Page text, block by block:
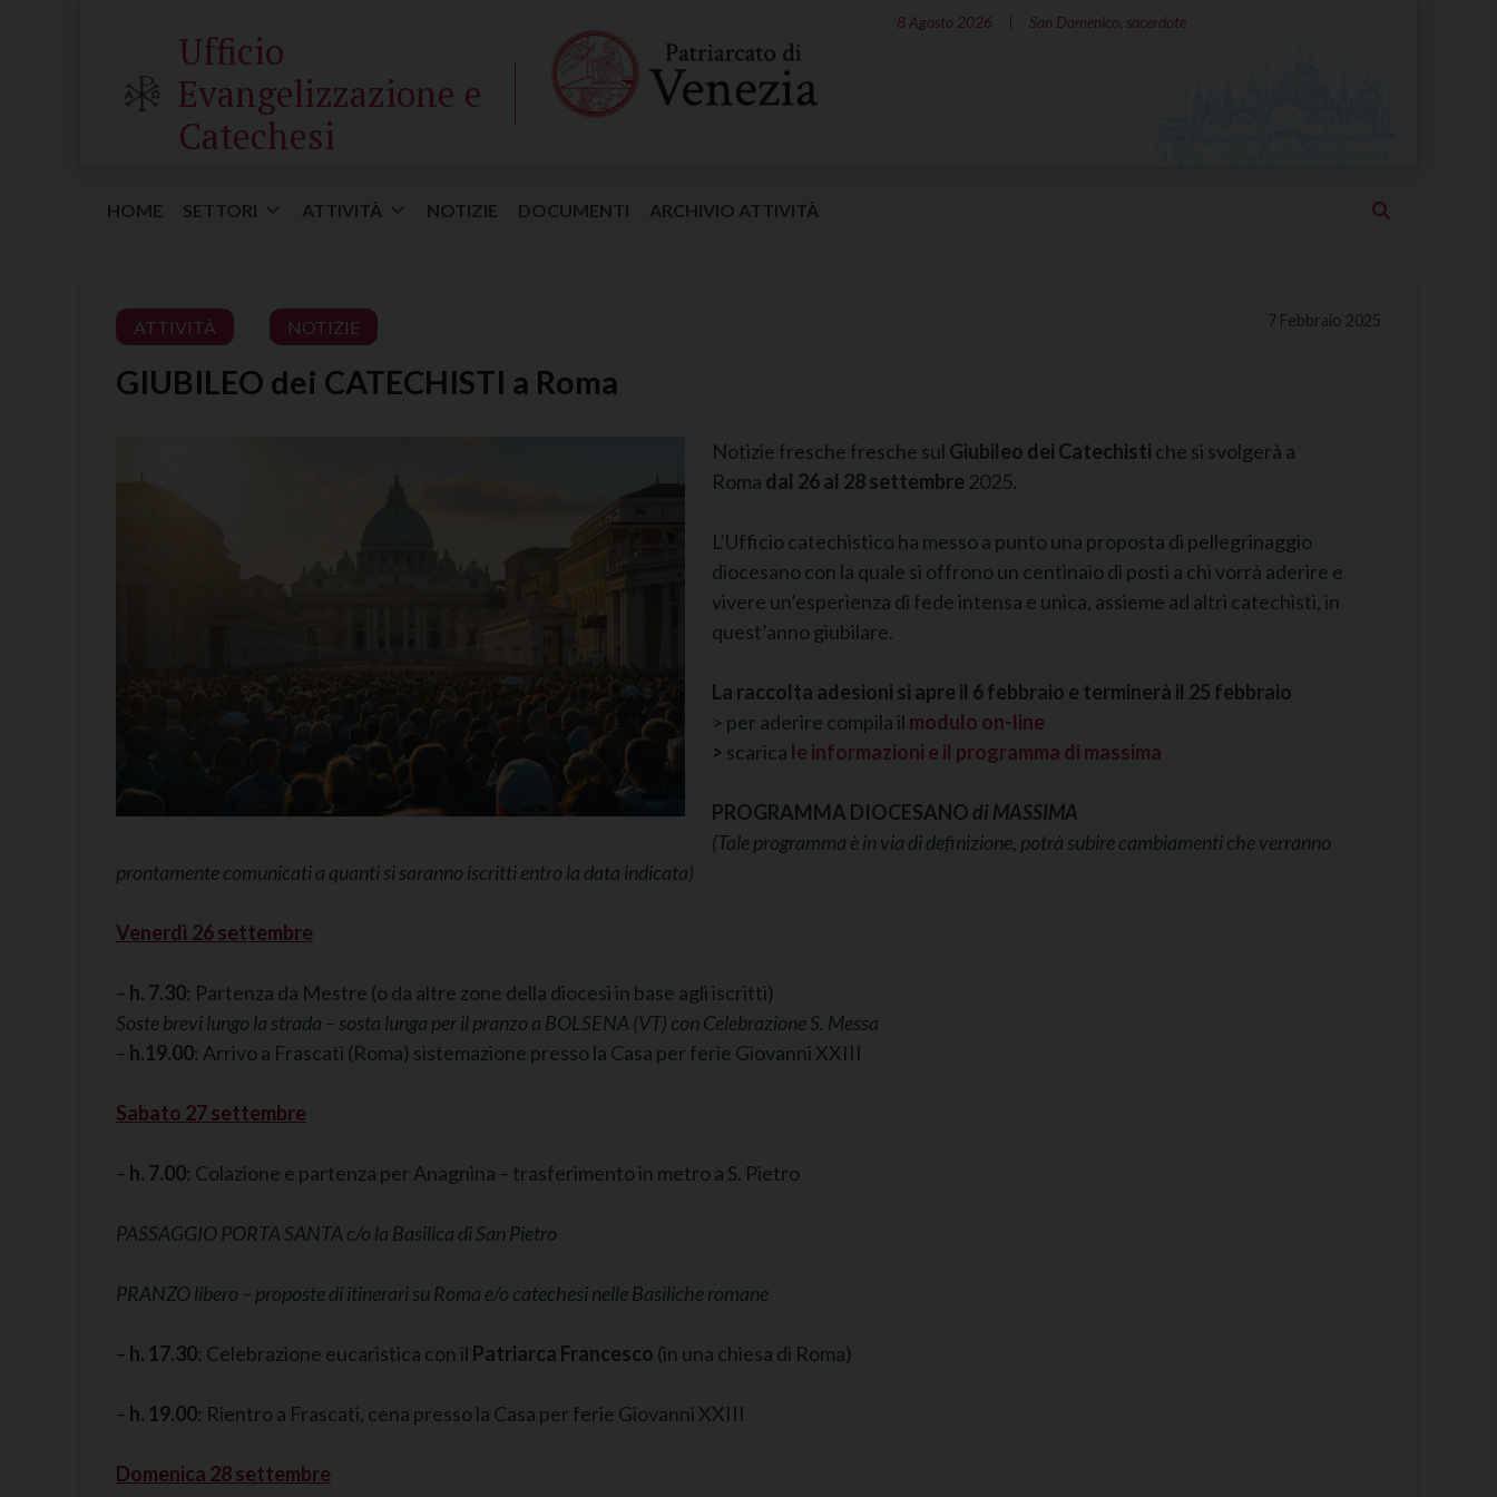
8 Agosto 2026 San Domenico, sacerdote
Ufficio
Evangelizzazione e
Catechesi
HOME SETTORI ATTIVITÀ NOTIZIE DOCUMENTI ARCHIVIO ATTIVITÀ
7 Febbraio 2025
ATTIVITÀ NOTIZIE
GIUBILEO dei CATECHISTI a Roma
Notizie fresche fresche sul Giubileo dei Catechisti che si svolgerà a
Roma dal 26 al 28 settembre 2025.
L’Ufficio catechistico ha messo a punto una proposta di pellegrinaggio
diocesano con la quale si offrono un centinaio di posti a chi vorrà aderire e
vivere un’esperienza di fede intensa e unica, assieme ad altri catechisti, in
quest’anno giubilare.
La raccolta adesioni si apre il 6 febbraio e terminerà il 25 febbraio
> per aderire compila il modulo on-line
> scarica le informazioni e il programma di massima
PROGRAMMA DIOCESANO di MASSIMA
(Tale programma è in via di definizione, potrà subire cambiamenti che verranno
prontamente comunicati a quanti si saranno iscritti entro la data indicata)
Venerdì 26 settembre
– h. 7.30: Partenza da Mestre (o da altre zone della diocesi in base agli iscritti)
Soste brevi lungo la strada – sosta lunga per il pranzo a BOLSENA (VT) con Celebrazione S. Messa
– h.19.00: Arrivo a Frascati (Roma) sistemazione presso la Casa per ferie Giovanni XXIII
Sabato 27 settembre
– h. 7.00: Colazione e partenza per Anagnina – trasferimento in metro a S. Pietro
PASSAGGIO PORTA SANTA c/o la Basilica di San Pietro
PRANZO libero – proposte di itinerari su Roma e/o catechesi nelle Basiliche romane
– h. 17.30: Celebrazione eucaristica con il Patriarca Francesco (in una chiesa di Roma)
– h. 19.00: Rientro a Frascati, cena presso la Casa per ferie Giovanni XXIII
Domenica 28 settembre